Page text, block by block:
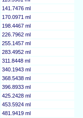
141.7476 ml
170.0971 ml
198.4467 ml
226.7962 ml
255.1457 ml
283.4952 ml
311.8448 ml
340.1943 ml
368.5438 ml
396.8933 ml
425.2428 ml
453.5924 ml
481.9419 ml